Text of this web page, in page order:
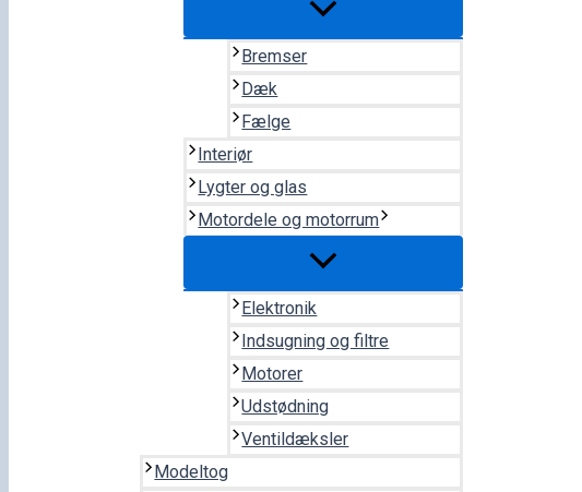
Bremser
Dæk
Fælge
Interiør
Lygter og glas
Motordele og motorrum
Elektronik
Indsugning og filtre
Motorer
Udstødning
Ventildæksler
Modeltog